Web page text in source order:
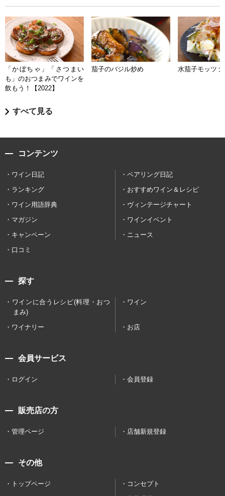
「かぼちゃ」「さつまい
も」のおつまみでワインを
飲もう！【2022】
茄子のバジル炒め 水茄子モッツァ
すべて見る
コンテンツ
ワイン日記
ペアリング日記
ランキング
おすすめワイン＆レシピ
ワイン用語辞典
ヴィンテージチャート
マガジン
ワインイベント
キャンペーン
ニュース
口コミ
探す
ワインに合うレシピ(料理・おつ
まみ)
ワイン
ワイナリー お店
会員サービス
ログイン 会員登録
販売店の方
管理ページ 店舗新規登録
その他
トップページ
コンセプト